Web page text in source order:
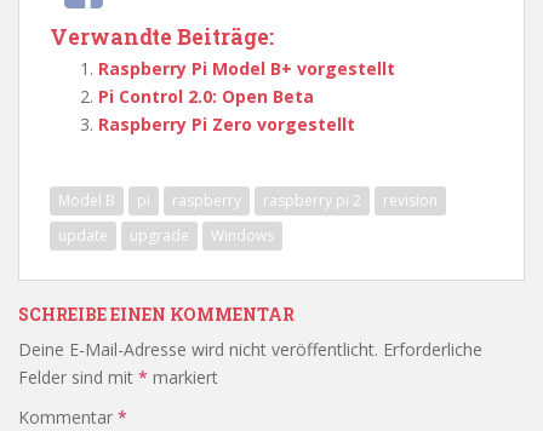
Verwandte Beiträge:
Raspberry Pi Model B+ vorgestellt
Pi Control 2.0: Open Beta
Raspberry Pi Zero vorgestellt
Model B pi raspberry raspberry pi 2
revision
update
upgrade Windows
SCHREIBE EINEN KOMMENTAR
Deine E-Mail-Adresse wird nicht veröffentlicht. Erforderliche
Felder sind mit * markiert
Kommentar *